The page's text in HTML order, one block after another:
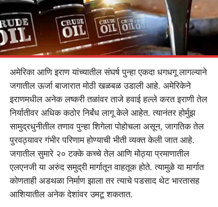
अमेरिका आणि इराण यांच्यातील संघर्ष पुन्हा एकदा धगधगू लागल्याने
जगातील ऊर्जा बाजारात मोठी खळबळ उडाली आहे. अमेरिकेने
इराणमधील अनेक लष्करी तळांवर ताजे हवाई हल्ले करत इराणी तेल
निर्यातीवर अधिक कठोर निर्बंध लागू केले आहेत. त्यानंतर होर्मुझ
सामुद्रधुनीतील तणाव पुन्हा शिगेला पोहोचला असून, जागतिक तेल
पुरवठ्यावर गंभीर परिणाम होण्याची भीती व्यक्त केली जात आहे.
जगातील सुमारे २० टक्के कच्चे तेल आणि मोठ्या प्रमाणातील
एलएनजी या अरुंद समुद्री मार्गातून वाहतूक होते. त्यामुळे या मार्गात
कोणताही अडथळा निर्माण झाला तर त्याचे पडसाद थेट भारतासह
आशियातील अनेक देशांवर उमटू शकतात.